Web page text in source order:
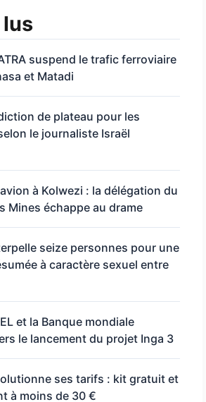
lus
suspend le trafic ferroviaire
et Matadi
de plateau pour les
le journaliste Israël
avion à Kolwezi : la délégation du
Mines échappe au drame
seize personnes pour une
à caractère sexuel entre
et la Banque mondiale
le lancement du projet Inga 3
ses tarifs : kit gratuit et
à moins de 30 €